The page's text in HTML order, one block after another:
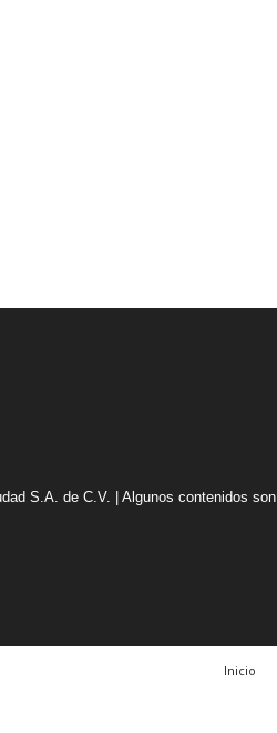
S.A. de C.V. | Algunos contenidos son
Inicio